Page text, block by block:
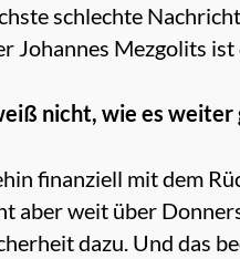
schlechte
Johannes Mezgolits ist
nicht, wie es weiter
finanziell mit dem
aber weit über
dazu. Und das